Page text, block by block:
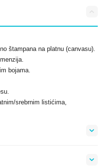
štampana na platnu (canvasu).
bojama.
srebrnim listićima,